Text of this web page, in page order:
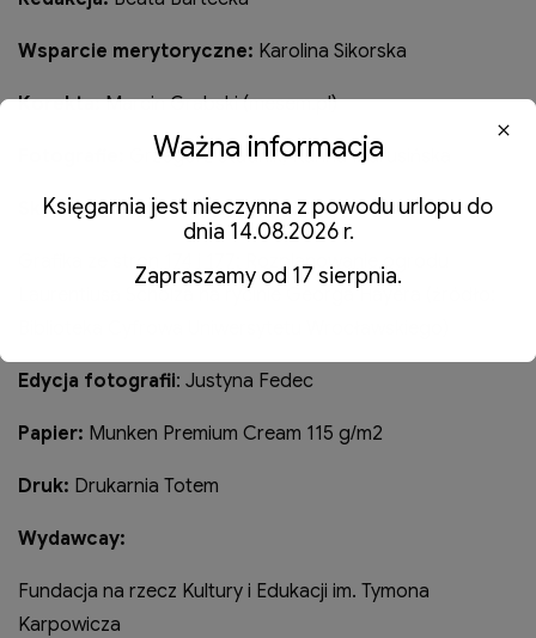
Wsparcie merytoryczne: Karolina Sikorska
Korekta:Marcin Grabski (mesem.pl)
Grzegorz Stadnik, Karina Marusińska
Skład i projekt graficzny:Artur Skowroński
Grafika ze stron 174 i 177: Rozplanowanie ogrodu
Laurentiusa Scholza na rycinie Georga Hayera (źródło:
Edycja fotografii: Justyna Fedec
Papier: Munken Premium Cream 115 g/m2
Druk: Drukarnia Totem
Wydawcay:
Fundacja na rzecz Kultury i Edukacji im. Tymona
Karpowicza
Ważna informacja
Księgarnia jest nieczynna z powodu urlopu do
dnia 14.08.2026 r.
Zapraszamy od 17 sierpnia.